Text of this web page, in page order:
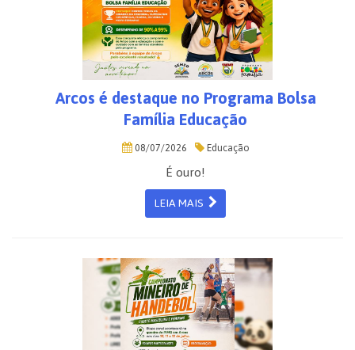
Arcos é destaque no Programa Bolsa
Família Educação
08/07/2026 Educação
É ouro!
LEIA MAIS